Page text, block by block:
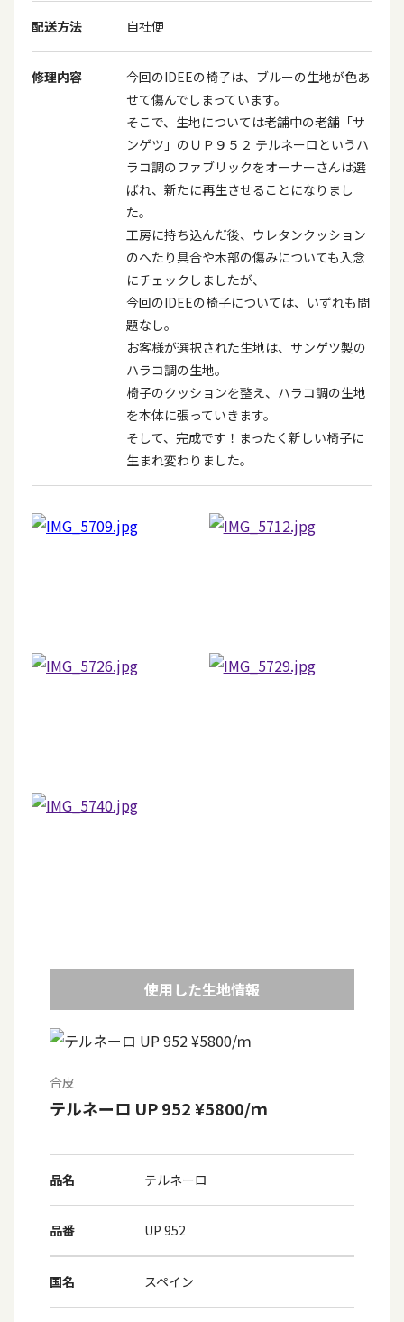
配送方法 自社便
修理内容
今回のIDEEの椅子は、ブルーの生地が色あ
せて傷んでしまっています。
そこで、生地については老舗中の老舗「サ
ンゲツ」のＵＰ９５２ テルネーロというハ
ラコ調のファブリックをオーナーさんは選
ばれ、新たに再生させることになりまし
た。
工房に持ち込んだ後、ウレタンクッション
のへたり具合や木部の傷みについても入念
にチェックしましたが、
今回のIDEEの椅子については、いずれも問
題なし。
お客様が選択された生地は、サンゲツ製の
ハラコ調の生地。
椅子のクッションを整え、ハラコ調の生地
を本体に張っていきます。
そして、完成です！まったく新しい椅子に
生まれ変わりました。
使用した生地情報
合皮
テルネーロ UP 952 ¥5800/ｍ
品名 テルネーロ
品番 UP 952
国名 スペイン